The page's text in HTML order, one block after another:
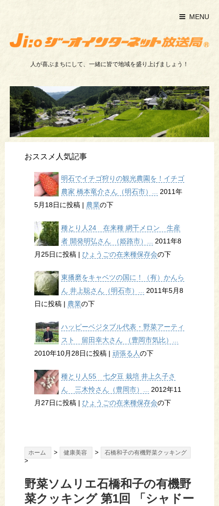
MENU
人が喜ぶまちにして、一緒に皆で地域を盛り上げましょう！
おススメ人気記事
明石でイチゴ狩りの観光農園を！イチゴ
農家 橋本竜介さん（明石市）... 2011年
5月18日に投稿 | 農業の下
種とり人24 在来種 網干メロン 生産
者 開発明弘さん （姫路市）... 2011年8
月25日に投稿 | ひょうごの在来種保存会の下
東播磨をキャベツの国に！（有）かんら
ん 井上聡さん（明石市）... 2011年5月8
日に投稿 | 農業の下
ハッピーベジタブル代表・野菜アーティ
スト 留田幸大さん （豊岡市気比）...
2010年10月28日に投稿 | 頑張る人の下
種とり人55 七夕豆 栽培 井上久子さ
ん 三木怜さん（豊岡市）... 2012年11
月27日に投稿 | ひょうごの在来種保存会の下
ホーム > 健康美容 > 石橋和子の有機野菜クッキング
>
野菜ソムリエ石橋和子の有機野
菜クッキング 第1回 「シャドー